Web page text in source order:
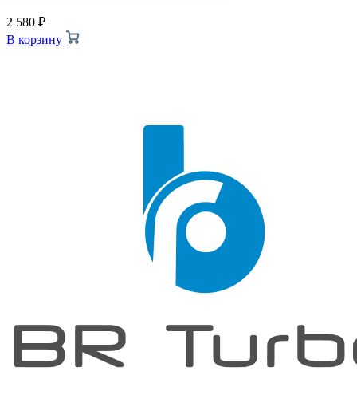
2 580 ₽
В корзину